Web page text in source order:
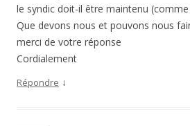
le syndic doit-il être maintenu
Que devons nous et pouvons nous
merci de votre réponse
Cordialement
Répondre ↓